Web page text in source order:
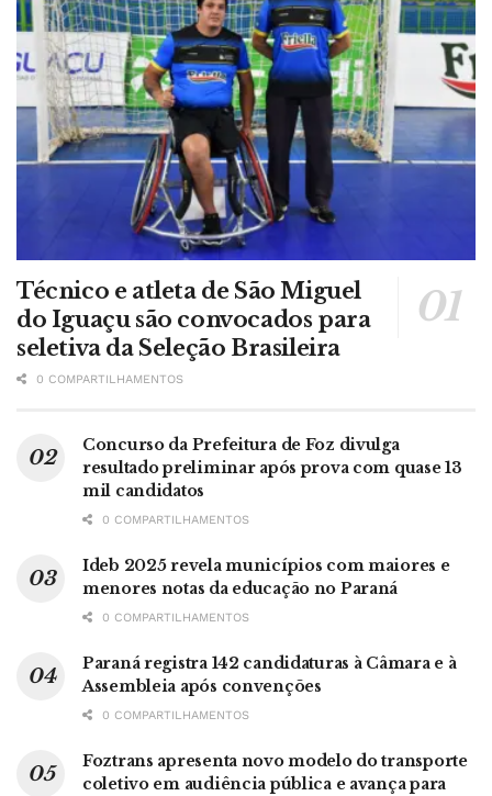
Técnico e atleta de São Miguel
do Iguaçu são convocados para
seletiva da Seleção Brasileira
0 COMPARTILHAMENTOS
Concurso da Prefeitura de Foz divulga
resultado preliminar após prova com quase 13
mil candidatos
0 COMPARTILHAMENTOS
Ideb 2025 revela municípios com maiores e
menores notas da educação no Paraná
0 COMPARTILHAMENTOS
Paraná registra 142 candidaturas à Câmara e à
Assembleia após convenções
0 COMPARTILHAMENTOS
Foztrans apresenta novo modelo do transporte
coletivo em audiência pública e avança para